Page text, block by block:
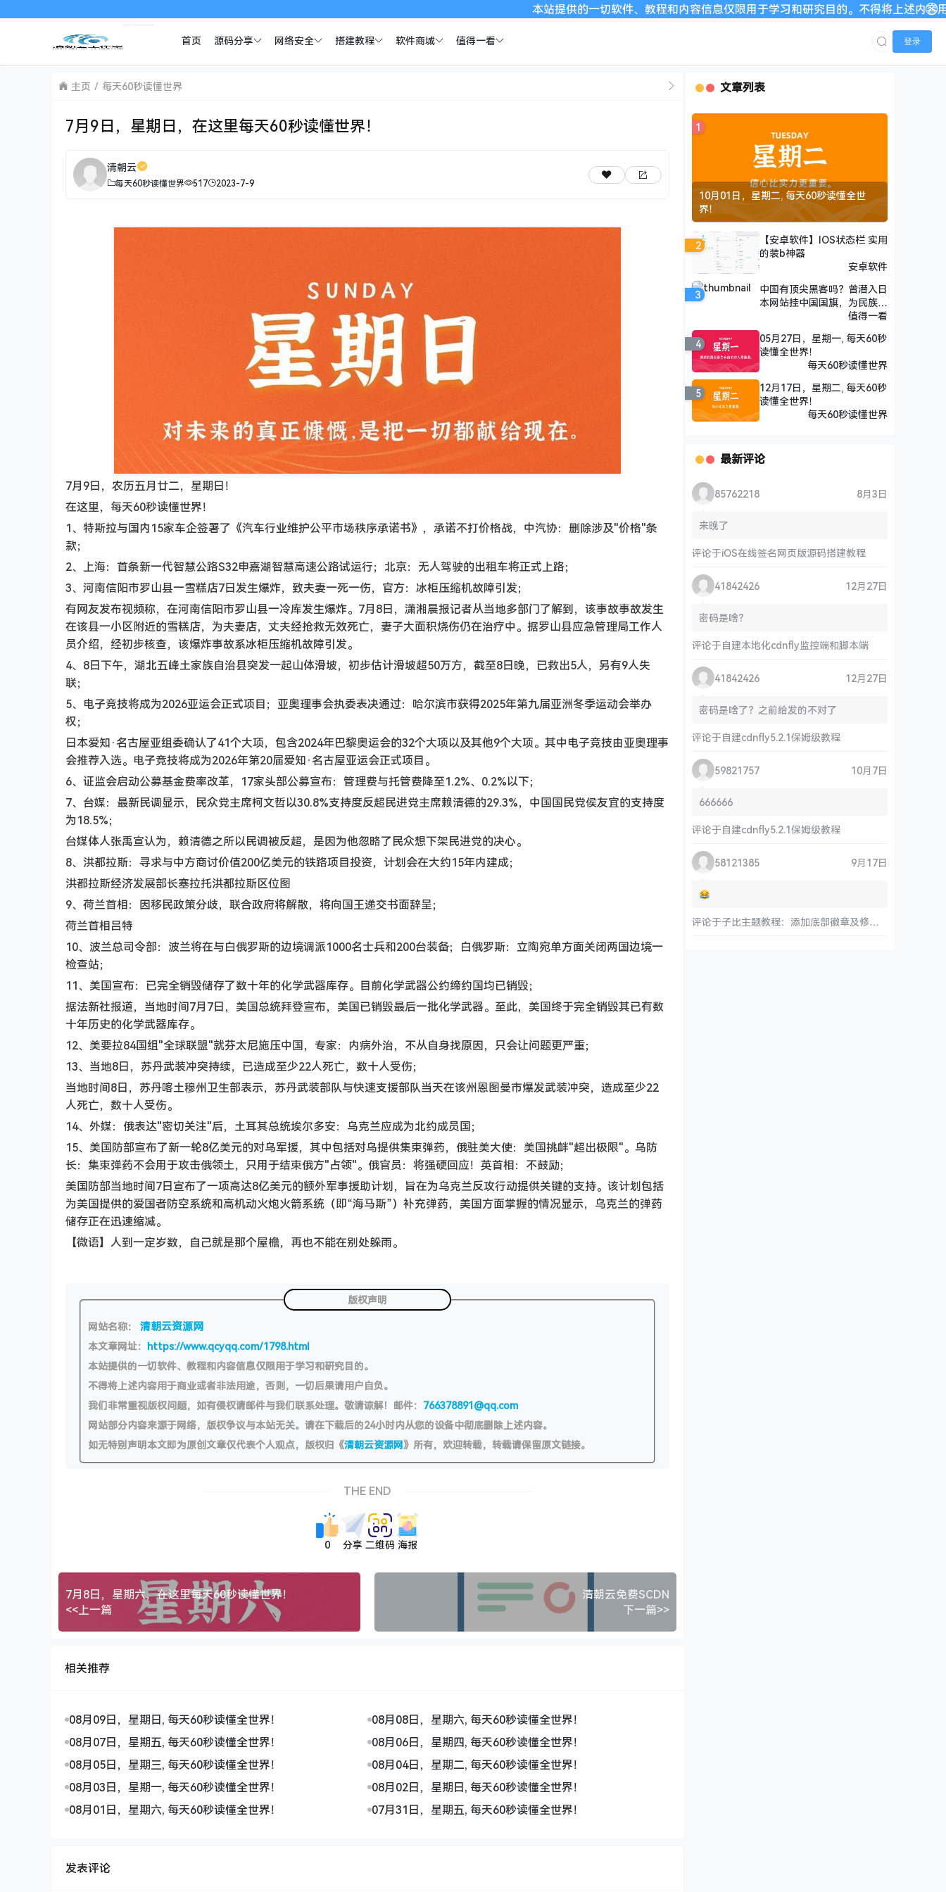
本站提供的一切软件、教程和内容信息仅限用于学习和研究目的。不得将上述内容用于商业
首页 源码分享 网络安全 搭建教程 软件商城 值得一看 登录
主页 每天60秒读懂世界
7月9日，星期日，在这里每天60秒读懂世界！
清朝云
每天60秒读懂世界 517 2023-7-9
7月9日，农历五月廿二，星期日！
在这里，每天60秒读懂世界！
1、特斯拉与国内15家车企签署了《汽车行业维护公平市场秩序承诺书》，承诺不打价格战，中汽协：删除涉及"价格"条
款；
2、上海：首条新一代智慧公路S32申嘉湖智慧高速公路试运行；北京：无人驾驶的出租车将正式上路；
3、河南信阳市罗山县一雪糕店7日发生爆炸，致夫妻一死一伤，官方：冰柜压缩机故障引发；
有网友发布视频称，在河南信阳市罗山县一冷库发生爆炸。7月8日，潇湘晨报记者从当地多部门了解到，该事故事故发生
在该县一小区附近的雪糕店，为夫妻店，丈夫经抢救无效死亡，妻子大面积烧伤仍在治疗中。据罗山县应急管理局工作人
员介绍，经初步核查，该爆炸事故系冰柜压缩机故障引发。
4、8日下午，湖北五峰土家族自治县突发一起山体滑坡，初步估计滑坡超50万方，截至8日晚，已救出5人，另有9人失
联；
5、电子竞技将成为2026亚运会正式项目；亚奥理事会执委表决通过：哈尔滨市获得2025年第九届亚洲冬季运动会举办
权；
日本爱知·名古屋亚组委确认了41个大项，包含2024年巴黎奥运会的32个大项以及其他9个大项。其中电子竞技由亚奥理事
会推荐入选。电子竞技将成为2026年第20届爱知·名古屋亚运会正式项目。
6、证监会启动公募基金费率改革，17家头部公募宣布：管理费与托管费降至1.2%、0.2%以下；
7、台媒：最新民调显示，民众党主席柯文哲以30.8%支持度反超民进党主席赖清德的29.3%，中国国民党侯友宜的支持度
为18.5%；
台媒体人张禹宣认为，赖清德之所以民调被反超，是因为他忽略了民众想下架民进党的决心。
8、洪都拉斯：寻求与中方商讨价值200亿美元的铁路项目投资，计划会在大约15年内建成；
洪都拉斯经济发展部长塞拉托洪都拉斯区位图
9、荷兰首相：因移民政策分歧，联合政府将解散，将向国王递交书面辞呈；
荷兰首相吕特
10、波兰总司令部：波兰将在与白俄罗斯的边境调派1000名士兵和200台装备；白俄罗斯：立陶宛单方面关闭两国边境一
检查站；
11、美国宣布：已完全销毁储存了数十年的化学武器库存。目前化学武器公约缔约国均已销毁；
据法新社报道，当地时间7月7日，美国总统拜登宣布，美国已销毁最后一批化学武器。至此，美国终于完全销毁其已有数
十年历史的化学武器库存。
12、美要拉84国组"全球联盟"就芬太尼施压中国，专家：内病外治，不从自身找原因，只会让问题更严重；
13、当地8日，苏丹武装冲突持续，已造成至少22人死亡，数十人受伤；
当地时间8日，苏丹喀土穆州卫生部表示，苏丹武装部队与快速支援部队当天在该州恩图曼市爆发武装冲突，造成至少22
人死亡，数十人受伤。
14、外媒：俄表达"密切关注"后，土耳其总统埃尔多安：乌克兰应成为北约成员国；
15、美国防部宣布了新一轮8亿美元的对乌军援，其中包括对乌提供集束弹药，俄驻美大使：美国挑衅"超出极限"。乌防
长：集束弹药不会用于攻击俄领土，只用于结束俄方"占领"。俄官员：将强硬回应！英首相：不鼓励；
美国防部当地时间7日宣布了一项高达8亿美元的额外军事援助计划，旨在为乌克兰反攻行动提供关键的支持。该计划包括
为美国提供的爱国者防空系统和高机动火炮火箭系统（即“海马斯”）补充弹药，美国方面掌握的情况显示，乌克兰的弹药
储存正在迅速缩减。
【微语】人到一定岁数，自己就是那个屋檐，再也不能在别处躲雨。
版权声明
网站名称： 清朝云资源网
本文章网址： https://www.qcyqq.com/1798.html
本站提供的一切软件、教程和内容信息仅限用于学习和研究目的。
不得将上述内容用于商业或者非法用途，否则，一切后果请用户自负。
我们非常重视版权问题，如有侵权请邮件与我们联系处理。敬请谅解！邮件： 766378891@qq.com
网站部分内容来源于网络，版权争议与本站无关。请在下载后的24小时内从您的设备中彻底删除上述内容。
如无特别声明本文即为原创文章仅代表个人观点，版权归《清朝云资源网》所有，欢迎转载，转载请保留原文链接。
THE END
0 分享 二维码 海报
7月8日，星期六，在这里每天60秒读懂世界！
<<上一篇
清朝云免费SCDN
下一篇>>
相关推荐
08月09日，星期日, 每天60秒读懂全世界！
08月08日，星期六, 每天60秒读懂全世界！
08月07日，星期五, 每天60秒读懂全世界！
08月06日，星期四, 每天60秒读懂全世界！
08月05日，星期三, 每天60秒读懂全世界！
08月04日，星期二, 每天60秒读懂全世界！
08月03日，星期一, 每天60秒读懂全世界！
08月02日，星期日, 每天60秒读懂全世界！
08月01日，星期六, 每天60秒读懂全世界！
07月31日，星期五, 每天60秒读懂全世界！
发表评论
文章列表
1
10月01日，星期二, 每天60秒读懂全世
界！
2
【安卓软件】IOS状态栏 实用
的装b神器
安卓软件
3
中国有顶尖黑客吗？曾潜入日
本网站挂中国国旗，为民族尊
值得一看
4
05月27日，星期一, 每天60秒
读懂全世界！
每天60秒读懂世界
5
12月17日，星期二, 每天60秒
读懂全世界！
每天60秒读懂世界
最新评论
85762218 8月3日
来晚了
评论于iOS在线签名网页版源码搭建教程
41842426 12月27日
密码是啥？
评论于自建本地化cdnfly监控端和脚本端
41842426 12月27日
密码是啥了？之前给发的不对了
评论于自建cdnfly5.2.1保姆级教程
59821757 10月7日
666666
评论于自建cdnfly5.2.1保姆级教程
58121385 9月17日
评论于子比主题教程：添加底部徽章及修改链接和运行时间